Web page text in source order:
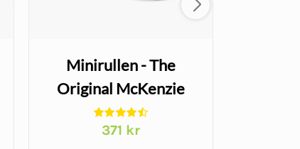
Minirullen - The
Original McKenzie
371 kr